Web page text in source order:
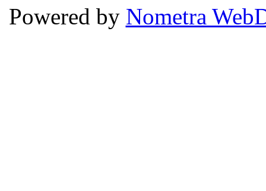
Powered by Nometra